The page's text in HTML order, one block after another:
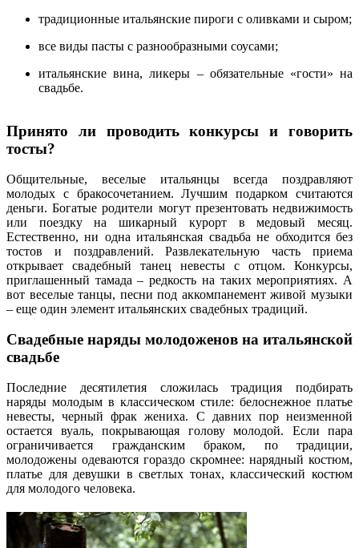
традиционные итальянские пироги с оливками и сыром;
все виды пасты с разнообразными соусами;
итальянские вина, ликеры – обязательные «гости» на
свадьбе.
Принято ли проводить конкурсы и говорить
тосты?
Общительные, веселые итальянцы всегда поздравляют
молодых с бракосочетанием. Лучшим подарком считаются
деньги. Богатые родители могут презентовать недвижимость
или поездку на шикарный курорт в медовый месяц.
Естественно, ни одна итальянская свадьба не обходится без
тостов и поздравлений. Развлекательную часть приема
открывает свадебный танец невесты с отцом. Конкурсы,
приглашенный тамада – редкость на таких мероприятиях. А
вот веселые танцы, песни под аккомпанемент живой музыки
– еще один элемент итальянских свадебных традиций.
Свадебные наряды молодоженов на итальянской
свадьбе
Последние десятилетия сложилась традиция подбирать
наряды молодым в классическом стиле: белоснежное платье
невесты, черный фрак жениха. С давних пор неизменной
остается вуаль, покрывающая голову молодой. Если пара
ограничивается гражданским браком, по традиции,
молодожены одеваются гораздо скромнее: нарядный костюм,
платье для девушки в светлых тонах, классический костюм
для молодого человека.